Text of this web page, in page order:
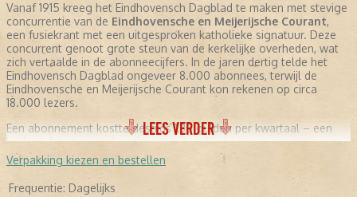
Vanaf 1915 kreeg het Eindhovensch Dagblad te maken met stevige
concurrentie van de Eindhovensche en Meijerijsche Courant,
een fusiekrant met een uitgesproken katholieke signatuur. Deze
concurrent genoot grote steun van de kerkelijke overheden, wat
zich vertaalde in de abonneecijfers. In de jaren dertig telde het
Eindhovensch Dagblad ongeveer 8.000 abonnees, terwijl de
Eindhovensche en Meijerijsche Courant kon rekenen op circa
18.000 lezers.
Een abonnement kostte destijds 1,30 gulden per kwartaal – een
bedrag dat voor veel gezinnen een weloverwogen investering
betekende.
OORLOGSJAREN: TIJDELIJKE VERDWIJNING EN WEDEROPSTANDING (1940-1945)
LEES VERDER
Verpakking kiezen en bestellen
Frequentie: Dagelijks